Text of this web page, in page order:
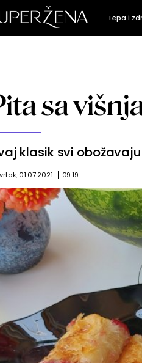
Lepa i
sa
klasik svi
01.07.2021. 09:19